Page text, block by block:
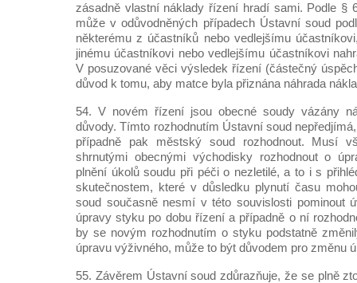
zásadně vlastní náklady řízení hradí sami. Podle §
může v odůvodněných případech Ústavní soud
některému z účastníků nebo vedlejšímu
jinému účastníkovi nebo vedlejšímu účastníkovi
V posuzované věci výsledek řízení (částečný
důvod k tomu, aby matce byla přiznána náhrada
54. V novém řízení jsou obecné soudy vázány
důvody. Tímto rozhodnutím Ústavní soud
případně pak městský soud rozhodnout. Musí
shrnutými obecnými východisky rozhodnout o
plnění úkolů soudu při péči o nezletilé, a to i s
skutečnostem, které v důsledku plynutí času
soud současně nesmí v této souvislosti pominout
úpravy styku po dobu řízení a případně o ní
by se novým rozhodnutím o styku podstatně
úpravu výživného, může to být důvodem pro změnu
55. Závěrem Ústavní soud zdůrazňuje, že se plně